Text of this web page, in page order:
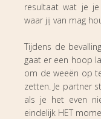
resultaat wat je
waar jij van mag
Tijdens de
gaat er een hoop
om de weeën op
zetten. Je partner
als je het even
eindelijk HET